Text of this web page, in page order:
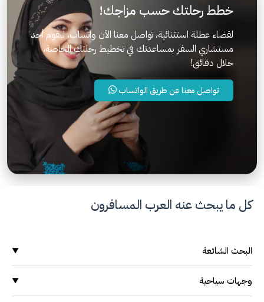
خطط رحلتك حسب مزاجك!
لقضاء عطلة استثنائية، تواصل معنا الآن واتساب، ليقوم أحد
مستشاري السفر بمساعدتك في تخطيط رحلتك الخاصة،
خلال دقائق!
تواصل معنا عن طريق الواتساب
كل ما يبحث عنه العرب المسافرون
البحث الشائعة ▼
وجهات سياحية
السياحة في ماليزيا
وجهات سياحية ▼